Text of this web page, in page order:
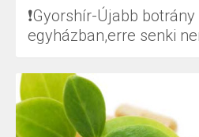
❗Gyorshír-Újabb
egyházban,erre senki